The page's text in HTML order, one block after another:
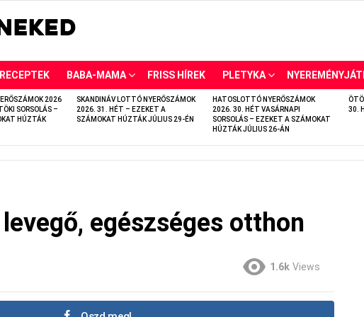
RECEPTEK BABA-MAMA FRISS HÍREK PLETYKA
2026
SORSOLÁS –
HÚZTÁK
SKANDINÁV LOTTÓ NYERŐSZÁMOK
2026. 31. HÉT – EZEKET A
SZÁMOKAT HÚZTÁK JÚLIUS 29-ÉN
HATOSLOTTÓ NYERŐSZÁMOK
2026. 30. HÉT VASÁRNAPI
SORSOLÁS – EZEKET A SZÁMOKAT
HÚZTÁK JÚLIUS 26-ÁN
30.
egészséges otthon
1.6k Views